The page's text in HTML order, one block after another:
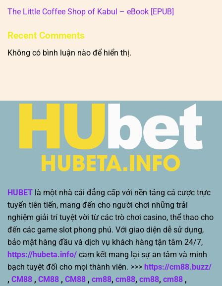
The Little Coffee Shop of Kabul – eBook [EPUB]
Recent Comments
Không có bình luận nào để hiển thị.
HUBET là một nhà cái đẳng cấp với nền tảng cá cược trực
tuyến tiên tiến, mang đến cho người chơi những trải
nghiệm giải trí tuyệt vời từ các trò chơi casino, thể thao cho
đến các game slot phong phú. Với giao diện dễ sử dụng,
bảo mật hàng đầu và dịch vụ khách hàng tận tâm 24/7,
https://hubeta.info/ cam kết mang lại sự an tâm và minh
bạch tuyệt đối cho mọi thành viên. >>> https://cm88.buzz/
, CM88 , CM88 , CM88 , cm88, cm88, cm88, cm88 ,